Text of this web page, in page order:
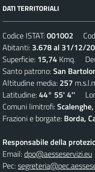
DATI TERRITORIALI
Codice ISTAT:001002
Abitanti: 3.678 al 31/12/
Superficie: 15,74 Kmq.
Santo patrono:San
Altitudine media: 257
Latitudine:44° 55' 4''
Comuni limitrofi:
Frazioni e borgate: Borda,
Responsabile della
Email:dpo@aesseservizi.eu
Pec: